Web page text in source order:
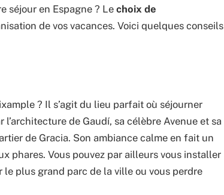
séjour en Espagne ? Lechoix de
de vos vacances. Voici quelques conseils
? Il s’agit du lieu parfait où séjourner
de Gaudí, sa célèbre Avenue et sa
de Gracia. Son ambiance calme en fait un
phares. Vous pouvez par ailleurs vous installer
le plus grand parc de la ville ou vous perdre